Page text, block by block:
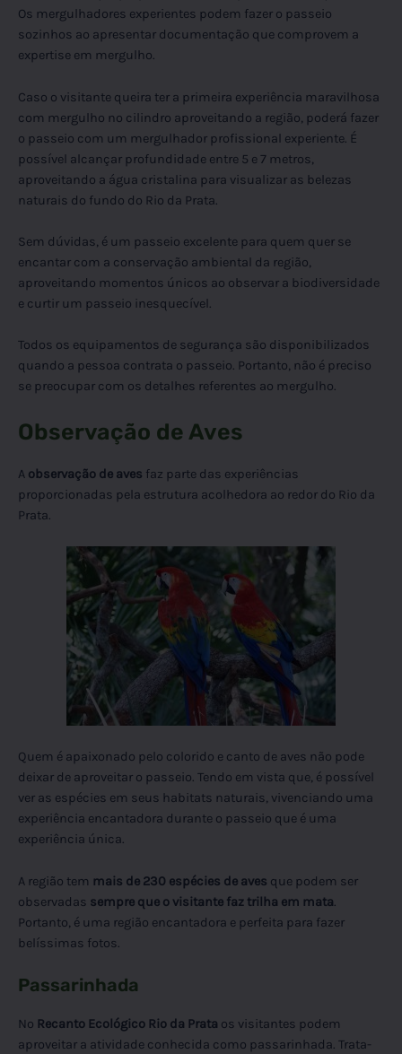
Os mergulhadores experientes podem fazer o passeio
sozinhos ao apresentar documentação que comprovem a
expertise em mergulho.
Caso o visitante queira ter a primeira experiência maravilhosa
com mergulho no cilindro aproveitando a região, poderá fazer
o passeio com um mergulhador profissional experiente. É
possível alcançar profundidade entre 5 e 7 metros,
aproveitando a água cristalina para visualizar as belezas
naturais do fundo do Rio da Prata.
Sem dúvidas, é um passeio excelente para quem quer se
encantar com a conservação ambiental da região,
aproveitando momentos únicos ao observar a biodiversidade
e curtir um passeio inesquecível.
Todos os equipamentos de segurança são disponibilizados
quando a pessoa contrata o passeio. Portanto, não é preciso
se preocupar com os detalhes referentes ao mergulho.
Observação de Aves
A observação de aves faz parte das experiências
proporcionadas pela estrutura acolhedora ao redor do Rio da
Prata.
Quem é apaixonado pelo colorido e canto de aves não pode
deixar de aproveitar o passeio. Tendo em vista que, é possível
ver as espécies em seus habitats naturais, vivenciando uma
experiência encantadora durante o passeio que é uma
experiência única.
A região tem mais de 230 espécies de aves que podem ser
observadas sempre que o visitante faz trilha em mata.
Portanto, é uma região encantadora e perfeita para fazer
belíssimas fotos.
Passarinhada
No Recanto Ecológico Rio da Prata os visitantes podem
aproveitar a atividade conhecida como passarinhada. Trata-